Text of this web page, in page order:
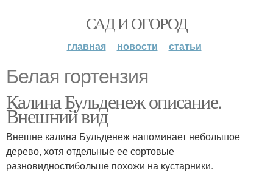
САД И ОГОРОД
главная новости статьи
Белая гортензия
Калина Бульденеж описание.
Внешний вид
Внешне калина Бульденеж напоминает небольшое
дерево, хотя отдельные ее сортовые
разновидностибольше похожи на кустарники.